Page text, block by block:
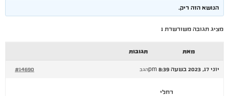
הנושא הזה ריק.
מציג תגובה משורשרת 1
מאת תגובות
יוני 17, 2023 בשעה 8:39 pm #14690 הגב
רחלי